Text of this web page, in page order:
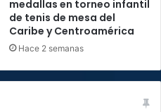
medallas en torneo infantil
de tenis de mesa del
Caribe y Centroamérica
Hace 2 semanas